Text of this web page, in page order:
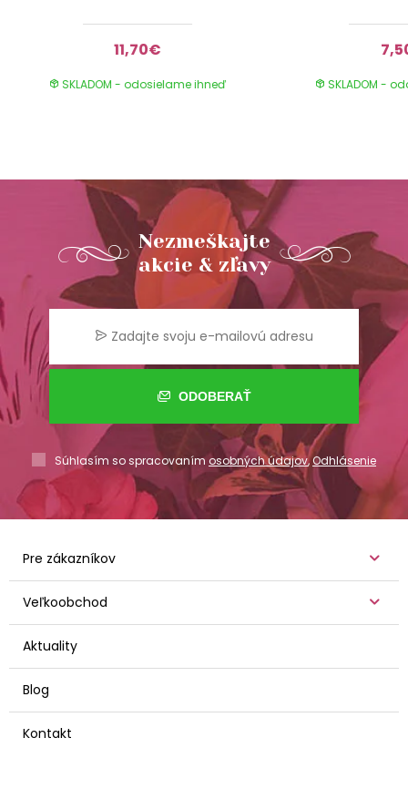
11,70€
SKLADOM - odosielame ihneď SKLADOM -
Nezmeškajte
akcie & zľavy
ODOBERAŤ
Súhlasím so spracovaním osobných údajov,Odhlásenie
Pre zákazníkov
Veľkoobchod
Aktuality
Blog
Kontakt